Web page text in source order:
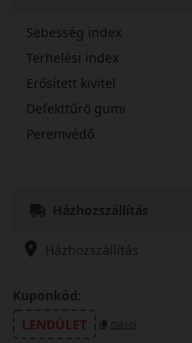
Sebesség index
Terhelési index
Erősített kivitel
Defekttűrő gumi
Peremvédő
Házhozszállítás
Házhozszállítás
Kuponkód:
LENDÜLET
másol